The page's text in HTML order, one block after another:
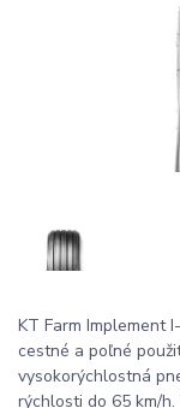
KT Farm Implement
cestné a poľné
vysokorýchlostná
rýchlosti do 65 km/